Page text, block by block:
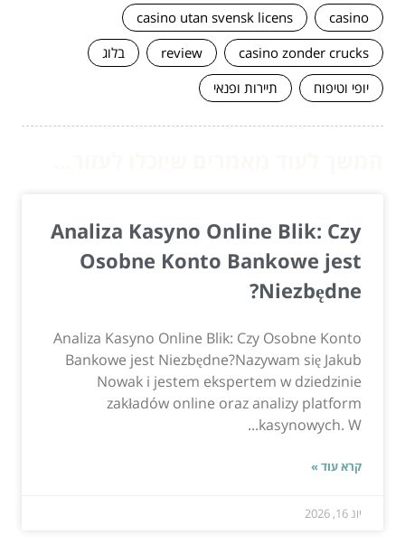
casino
casino utan svensk licens
casino zonder crucks
review
בלוג
יופי וטיפוח
תיירות ופנאי
Analiza Kasyno Online Blik: Czy
Osobne Konto Bankowe jest
Niezbędne?
Analiza Kasyno Online Blik: Czy Osobne Konto
Bankowe jest Niezbędne?Nazywam się Jakub
Nowak i jestem ekspertem w dziedzinie
zakładów online oraz analizy platform
kasynowych. W...
קרא עוד »
יונ 16, 2026